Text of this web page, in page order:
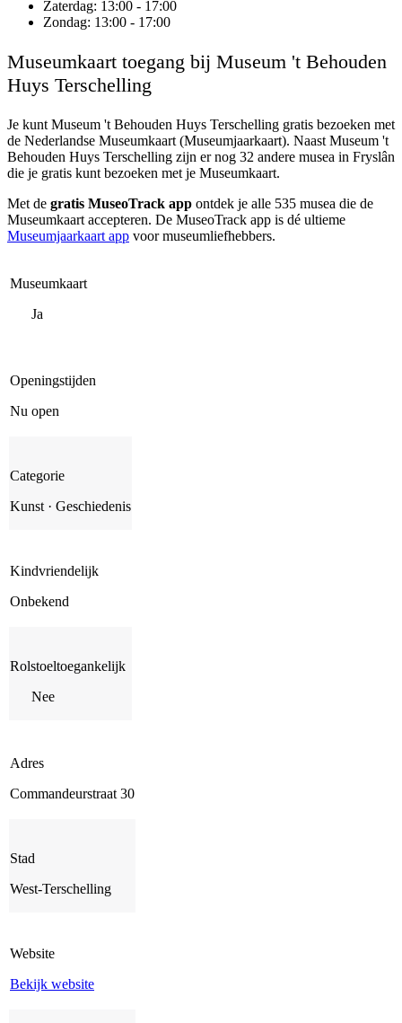
Zaterdag: 13:00 - 17:00
Zondag: 13:00 - 17:00
Museumkaart toegang bij Museum 't Behouden
Huys Terschelling
Je kunt Museum 't Behouden Huys Terschelling gratis bezoeken met
de Nederlandse Museumkaart (Museumjaarkaart). Naast Museum 't
Behouden Huys Terschelling zijn er nog 32 andere musea in Fryslân
die je gratis kunt bezoeken met je Museumkaart.
Met de gratis MuseoTrack app ontdek je alle 535 musea die de
Museumkaart accepteren. De MuseoTrack app is dé ultieme
Museumjaarkaart app voor museumliefhebbers.
Museumkaart
Ja
Openingstijden
Nu open
Categorie
Kunst · Geschiedenis
Kindvriendelijk
Onbekend
Rolstoeltoegankelijk
Nee
Adres
Commandeurstraat 30
Stad
West-Terschelling
Website
Bekijk website